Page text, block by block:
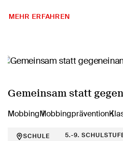
MEHR ERFAHREN
Gemeinsam statt
MobbingMobbingprävention
SCHULE 5.-9.